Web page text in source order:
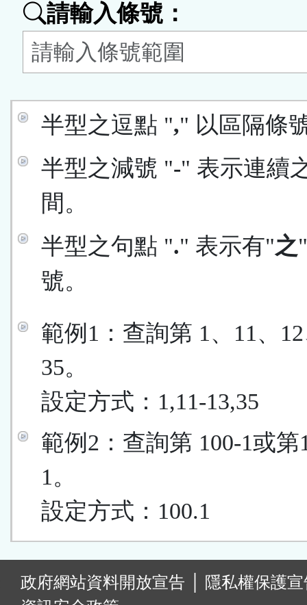
按
鈕
請輸入條號：
半型之逗點 "," 以區隔條
半型之減號 "-" 表示連續
間。
半型之句點 "." 表示有"之
號。
範例1：查詢第 1、11、
35。
設定方式：1,11-13,35
範例2：查詢第 100-1或第
1。
設定方式：100.1
政府網站資料開放宣告
隱私權保護